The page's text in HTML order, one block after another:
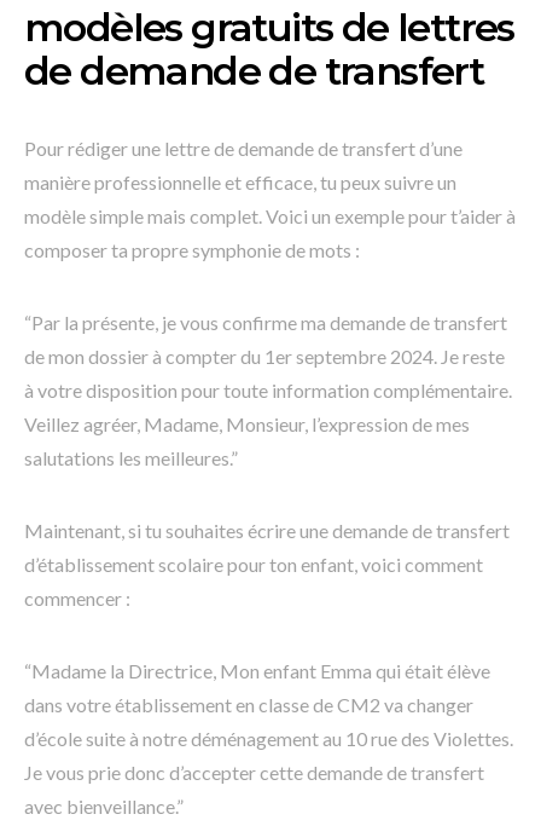
modèles gratuits de lettres
de demande de transfert
Pour rédiger une lettre de demande de transfert d’une
manière professionnelle et efficace, tu peux suivre un
modèle simple mais complet. Voici un exemple pour t’aider à
composer ta propre symphonie de mots :
“Par la présente, je vous confirme ma demande de transfert
de mon dossier à compter du 1er septembre 2024. Je reste
à votre disposition pour toute information complémentaire.
Veillez agréer, Madame, Monsieur, l’expression de mes
salutations les meilleures.”
Maintenant, si tu souhaites écrire une demande de transfert
d’établissement scolaire pour ton enfant, voici comment
commencer :
“Madame la Directrice, Mon enfant Emma qui était élève
dans votre établissement en classe de CM2 va changer
d’école suite à notre déménagement au 10 rue des Violettes.
Je vous prie donc d’accepter cette demande de transfert
avec bienveillance.”